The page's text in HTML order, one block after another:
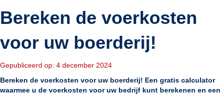
Bereken de voerkosten
voor uw boerderij!
Gepubliceerd op: 4 december 2024
Bereken de voerkosten voor uw boerderij! Een gratis calculator
waarmee u de voerkosten voor uw bedrijf kunt berekenen en een